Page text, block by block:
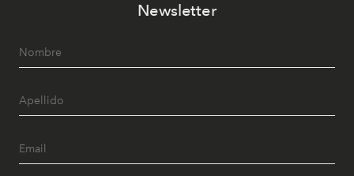
Newsletter